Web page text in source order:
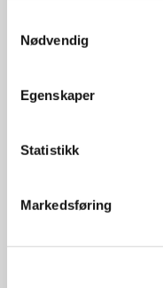
Nødvendig
Egenskaper
Statistikk
Markedsføring
09-10
Sted: Clarion Hotel